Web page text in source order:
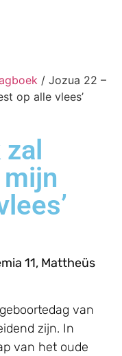
/ Jozua 22 –
op alle vlees’
zal
11, Mattheüs
van
zijn. In
van het oude